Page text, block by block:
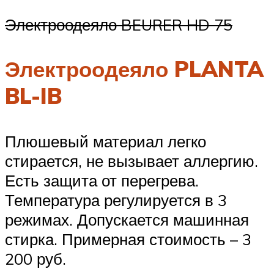
Электроодеяло BEURER HD 75
Электроодеяло PLANTA
BL-IB
Плюшевый материал легко
стирается, не вызывает аллергию.
Есть защита от перегрева.
Температура регулируется в 3
режимах. Допускается машинная
стирка. Примерная стоимость – 3
200 руб.